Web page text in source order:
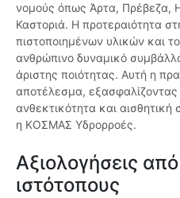
νομούς όπως Άρτα, Πρέβεζα,
Καστοριά. Η προτεραιότητα
πιστοποιημένων υλικών και
ανθρώπινο δυναμικό
άριστης ποιότητας. Αυτή η
αποτέλεσμα, εξασφαλίζοντας
ανθεκτικότητα και αισθητική
η ΚΟΣΜΑΣ Υδρορροές.
Αξιολογήσεις
ιστότοπους